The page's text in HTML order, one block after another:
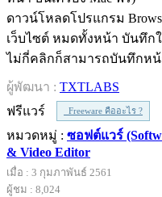
ดาวน์โหลดโปรแกรม
เว็บไซต์ หมดทั้งหน้า บันทึก
ไม่กี่คลิกก็สามารถบันทึกหน้
ผู้พัฒนา : TXTLABS
ฟรีแวร์
Freeware คืออะไร ?
หมวดหมู่ : ซอฟต์แวร์
& Video Editor
เมื่อ : 3 กุมภาพันธ์ 2561
ผู้ชม : 8,024